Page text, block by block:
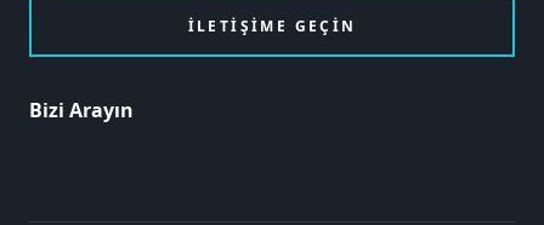
İLETIŞIME GEÇIN
Bizi Arayın